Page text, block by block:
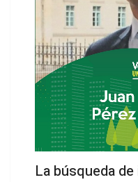
La búsqueda